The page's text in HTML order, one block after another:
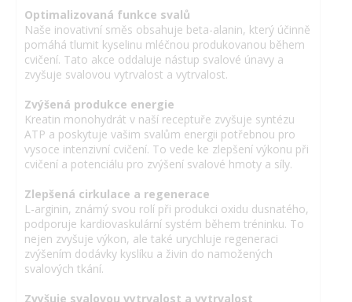
Optimalizovaná funkce svalů
Naše inovativní směs obsahuje beta-alanin, který účinně
pomáhá tlumit kyselinu mléčnou produkovanou během
cvičení. Tato akce oddaluje nástup svalové únavy a
zvyšuje svalovou vytrvalost a vytrvalost.
Zvýšená produkce energie
Kreatin monohydrát v naší receptuře zvyšuje syntézu
ATP a poskytuje vašim svalům energii potřebnou pro
vysoce intenzivní cvičení. To vede ke zlepšení výkonu při
cvičení a potenciálu pro zvýšení svalové hmoty a síly.
Zlepšená cirkulace a regenerace
L-arginin, známý svou rolí při produkci oxidu dusnatého,
podporuje kardiovaskulární systém během tréninku. To
nejen zvyšuje výkon, ale také urychluje regeneraci
zvýšením dodávky kyslíku a živin do namožených
svalových tkání.
Zvyšuje svalovou vytrvalost a vytrvalost